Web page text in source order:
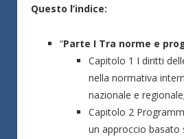
Questo l’indice:
“Parte I Tra norme e
Capitolo 1 I diritti
nella normativa
nazionale e regionale;
Capitolo 2
un approccio basato